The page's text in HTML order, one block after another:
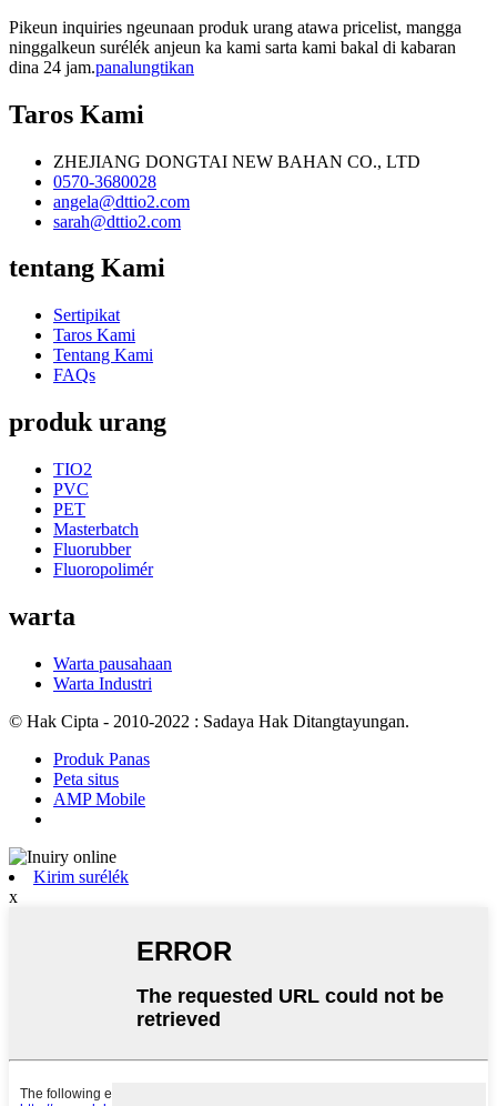
Pikeun inquiries ngeunaan produk urang atawa pricelist, mangga
ninggalkeun surélék anjeun ka kami sarta kami bakal di kabaran
dina 24 jam.panalungtikan
Taros Kami
ZHEJIANG DONGTAI NEW BAHAN CO., LTD
0570-3680028
angela@dttio2.com
sarah@dttio2.com
tentang Kami
Sertipikat
Taros Kami
Tentang Kami
FAQs
produk urang
TIO2
PVC
PET
Masterbatch
Fluorubber
Fluoropolimér
warta
Warta pausahaan
Warta Industri
© Hak Cipta - 2010-2022 : Sadaya Hak Ditangtayungan.
Produk Panas
Peta situs
AMP Mobile
Kirim surélék
x